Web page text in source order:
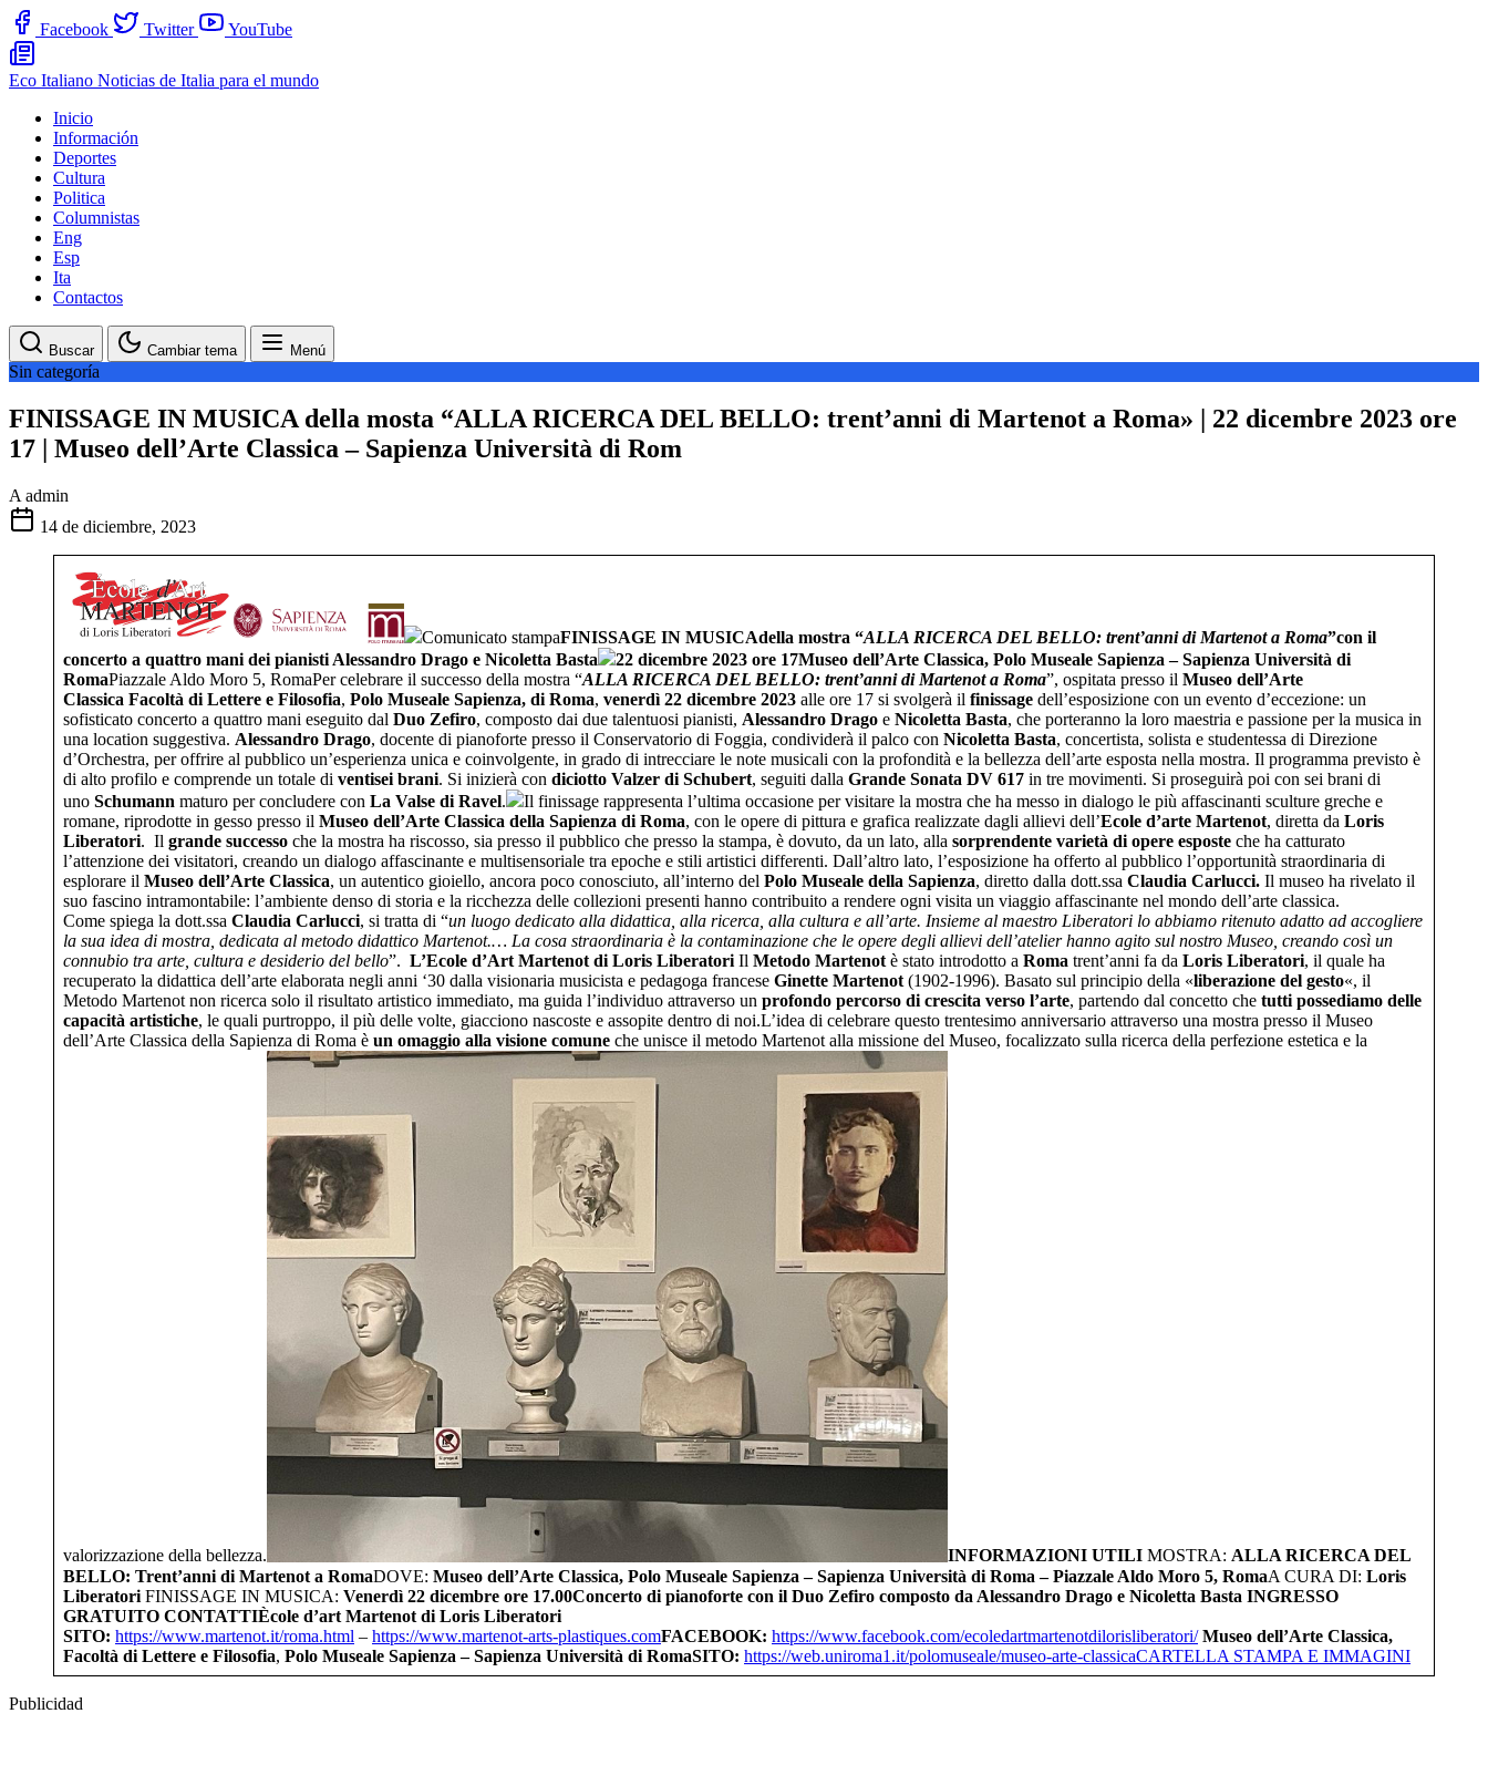
Facebook Twitter YouTube
Eco Italiano Noticias de Italia para el mundo
Inicio
Información
Deportes
Cultura
Politica
Columnistas
Eng
Esp
Ita
Contactos
Buscar Cambiar tema Menú
Sin categoría
FINISSAGE IN MUSICA della mosta “ALLA RICERCA DEL BELLO: trent’anni di Martenot a Roma» | 22 dicembre 2023 ore
17 | Museo dell’Arte Classica – Sapienza Università di Rom
A admin
14 de diciembre, 2023
Comunicato stampaFINISSAGE IN MUSICAdella mostra “ALLA RICERCA DEL BELLO: trent’anni di Martenot a Roma”con il
concerto a quattro mani dei pianisti Alessandro Drago e Nicoletta Basta
22 dicembre 2023 ore 17Museo dell’Arte Classica, Polo Museale Sapienza – Sapienza Università di
RomaPiazzale Aldo Moro 5, RomaPer celebrare il successo della mostra “ALLA RICERCA DEL BELLO: trent’anni di Martenot a Roma”, ospitata presso il Museo dell’Arte
Classica Facoltà di Lettere e Filosofia, Polo Museale Sapienza, di Roma, venerdì 22 dicembre 2023 alle ore 17 si svolgerà il finissage dell’esposizione con un evento d’eccezione: un
sofisticato concerto a quattro mani eseguito dal Duo Zefiro, composto dai due talentuosi pianisti, Alessandro Drago e Nicoletta Basta, che porteranno la loro maestria e passione per la musica in
una location suggestiva. Alessandro Drago, docente di pianoforte presso il Conservatorio di Foggia, condividerà il palco con Nicoletta Basta, concertista, solista e studentessa di Direzione
d’Orchestra, per offrire al pubblico un’esperienza unica e coinvolgente, in grado di intrecciare le note musicali con la profondità e la bellezza dell’arte esposta nella mostra. Il programma previsto è
di alto profilo e comprende un totale di ventisei brani. Si inizierà con diciotto Valzer di Schubert, seguiti dalla Grande Sonata DV 617 in tre movimenti. Si proseguirà poi con sei brani di
uno Schumann maturo per concludere con La Valse di Ravel.
Il finissage rappresenta l’ultima occasione per visitare la mostra che ha messo in dialogo le più affascinanti sculture greche e
romane, riprodotte in gesso presso il Museo dell’Arte Classica della Sapienza di Roma, con le opere di pittura e grafica realizzate dagli allievi dell’Ecole d’arte Martenot, diretta da Loris
Liberatori. Il grande successo che la mostra ha riscosso, sia presso il pubblico che presso la stampa, è dovuto, da un lato, alla sorprendente varietà di opere esposte che ha catturato
l’attenzione dei visitatori, creando un dialogo affascinante e multisensoriale tra epoche e stili artistici differenti. Dall’altro lato, l’esposizione ha offerto al pubblico l’opportunità straordinaria di
esplorare il Museo dell’Arte Classica, un autentico gioiello, ancora poco conosciuto, all’interno del Polo Museale della Sapienza, diretto dalla dott.ssa Claudia Carlucci. Il museo ha rivelato il
suo fascino intramontabile: l’ambiente denso di storia e la ricchezza delle collezioni presenti hanno contribuito a rendere ogni visita un viaggio affascinante nel mondo dell’arte classica.
Come spiega la dott.ssa Claudia Carlucci, si tratta di “un luogo dedicato alla didattica, alla ricerca, alla cultura e all’arte. Insieme al maestro Liberatori lo abbiamo ritenuto adatto ad accogliere
la sua idea di mostra, dedicata al metodo didattico Martenot.… La cosa straordinaria è la contaminazione che le opere degli allievi dell’atelier hanno agito sul nostro Museo, creando così un
connubio tra arte, cultura e desiderio del bello”. L’Ecole d’Art Martenot di Loris Liberatori Il Metodo Martenot è stato introdotto a Roma trent’anni fa da Loris Liberatori, il quale ha
recuperato la didattica dell’arte elaborata negli anni ‘30 dalla visionaria musicista e pedagoga francese Ginette Martenot (1902-1996). Basato sul principio della «liberazione del gesto«, il
Metodo Martenot non ricerca solo il risultato artistico immediato, ma guida l’individuo attraverso un profondo percorso di crescita verso l’arte, partendo dal concetto che tutti possediamo delle
capacità artistiche, le quali purtroppo, il più delle volte, giacciono nascoste e assopite dentro di noi.L’idea di celebrare questo trentesimo anniversario attraverso una mostra presso il Museo
dell’Arte Classica della Sapienza di Roma è un omaggio alla visione comune che unisce il metodo Martenot alla missione del Museo, focalizzato sulla ricerca della perfezione estetica e la
valorizzazione della bellezza. INFORMAZIONI UTILI MOSTRA: ALLA RICERCA DEL
BELLO: Trent’anni di Martenot a RomaDOVE: Museo dell’Arte Classica, Polo Museale Sapienza – Sapienza Università di Roma – Piazzale Aldo Moro 5, RomaA CURA DI: Loris
Liberatori FINISSAGE IN MUSICA: Venerdì 22 dicembre ore 17.00Concerto di pianoforte con il Duo Zefiro composto da Alessandro Drago e Nicoletta Basta INGRESSO
GRATUITO CONTATTIÈcole d’art Martenot di Loris Liberatori
SITO: https://www.martenot.it/roma.html – https://www.martenot-arts-plastiques.comFACEBOOK: https://www.facebook.com/ecoledartmartenotdilorisliberatori/ Museo dell’Arte Classica,
Facoltà di Lettere e Filosofia, Polo Museale Sapienza – Sapienza Università di RomaSITO: https://web.uniroma1.it/polomuseale/museo-arte-classicaCARTELLA STAMPA E IMMAGINI
Publicidad